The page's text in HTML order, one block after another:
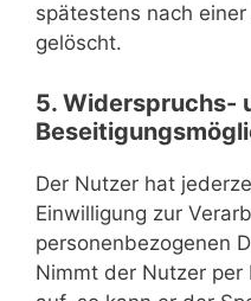
spätestens nach
gelöscht.
5. Widerspruchs-
Der Nutzer hat
Einwilligung zur
personenbezogenen
Nimmt der Nutzer per